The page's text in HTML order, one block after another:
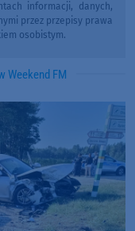
informacji, danych,
przez przepisy prawa
osobistym.
Weekend FM